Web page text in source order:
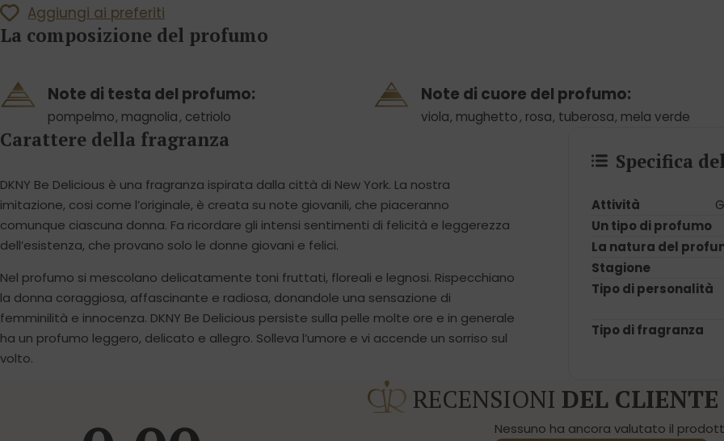
Aggiungi ai preferiti
La composizione del profumo
Note di testa del profumo:
pompelmo, magnolia, cetriolo
Note di cuore del profumo:
viola, mughetto, rosa, tuberosa, mela verde
Carattere della fragranza
DKNY Be Delicious è una fragranza ispirata dalla città di New York. La nostra
imitazione, cosi come l’originale, è creata su note giovanili, che piaceranno
comunque ciascuna donna. Fa ricordare gli intensi sentimenti di felicità e leggerezza
dell’esistenza, che provano solo le donne giovani e felici.
Nel profumo si mescolano delicatamente toni fruttati, floreali e legnosi. Rispecchiano
la donna coraggiosa, affascinante e radiosa, donandole una sensazione di
femminilità e innocenza. DKNY Be Delicious persiste sulla pelle molte ore e in generale
ha un profumo leggero, delicato e allegro. Solleva l’umore e vi accende un sorriso sul
volto.
Specifica
Attività
Un tipo di profumo
La natura del
Stagione
Tipo di personalità
Tipo di fragranza
RECENSIONIDEL CLIENTE
Nessuno ha ancora valutato il